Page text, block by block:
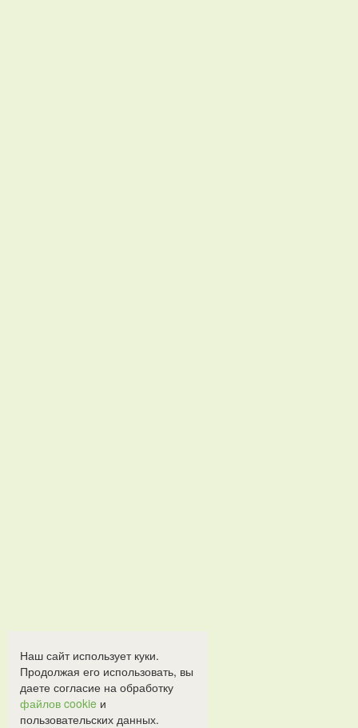
Наш сайт использует куки.
Продолжая его использовать, вы
даете согласие на обработку
файлов cookie и
пользовательских данных.